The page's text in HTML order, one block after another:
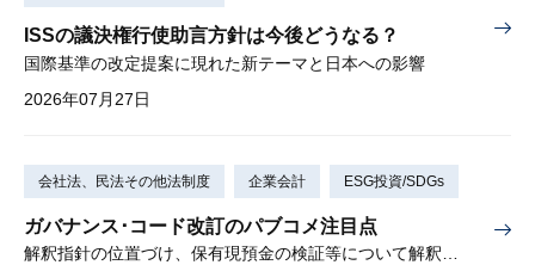
ISSの議決権行使助言方針は今後どうなる？
国際基準の改定提案に現れた新テーマと日本への影響
2026年07月27日
会社法、民法その他法制度 企業会計 ESG投資/SDGs
ガバナンス･コード改訂のパブコメ注目点
解釈指針の位置づけ、保有現預金の検証等について解釈を示す